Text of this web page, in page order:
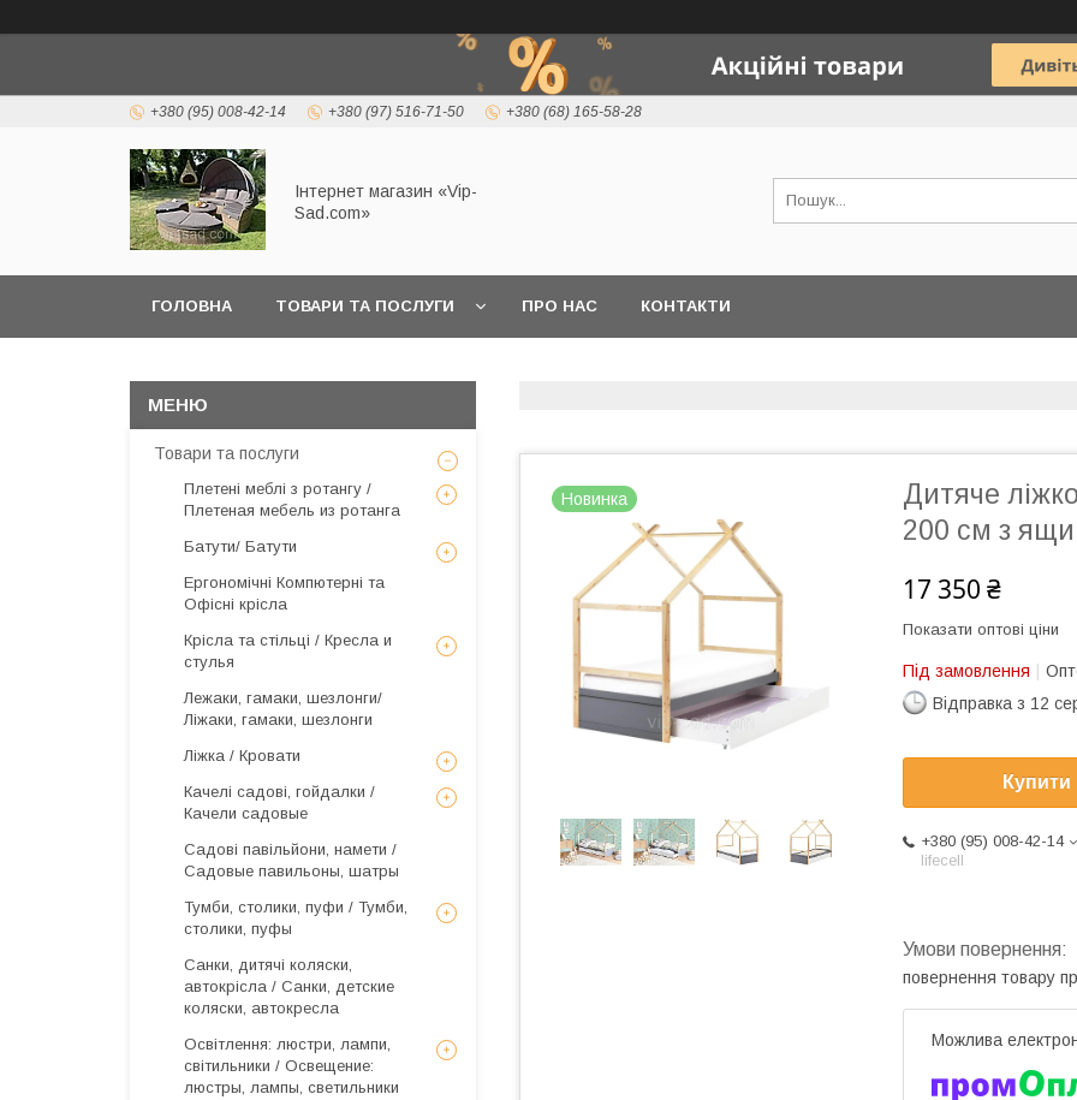
+380 (95) 008-42-14 +380 (97) 516-71-50 +380 (68) 165-58-28
Інтернет магазин «Vip-
Sad.com»
ГОЛОВНА ТОВАРИ ТА ПОСЛУГИ ПРО НАС КОНТАКТИ
Новинка
Дитяче
200 см з
17 350 ₴
Показати оптові ціни
Під замовлення
Відправка з 12
Купити
+380 (95) 008-42-14
lifecell
повернення товару
Товари та послуги
Плетені меблі з ротангу /
Плетеная мебель из ротанга
Батути/ Батути
Ергономічні Компютерні та
Офісні крісла
Крісла та стільці / Кресла и
стулья
Лежаки, гамаки, шезлонги/
Ліжаки, гамаки, шезлонги
Ліжка / Кровати
Качелі садові, гойдалки /
Качели садовые
Садові павільйони, намети /
Садовые павильоны, шатры
Тумби, столики, пуфи / Тумби,
столики, пуфы
Санки, дитячі коляски,
автокрісла / Санки, детские
коляски, автокресла
Освітлення: люстри, лампи,
світильники / Освещение:
люстры, лампы, светильники